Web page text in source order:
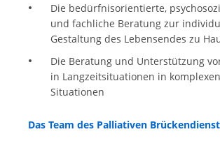
Die bedürfnisorientierte,
und fachliche Beratung zur
Gestaltung des Lebensendes zu
Die Beratung und Unterstützung
in Langzeitsituationen in
Situationen
Das Team des Palliativen